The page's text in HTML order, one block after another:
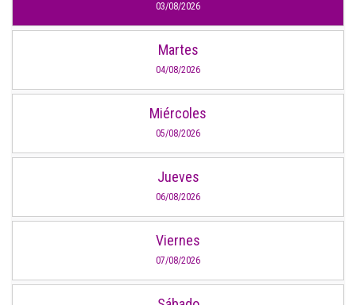
03/08/2026
Martes
04/08/2026
Miércoles
05/08/2026
Jueves
06/08/2026
Viernes
07/08/2026